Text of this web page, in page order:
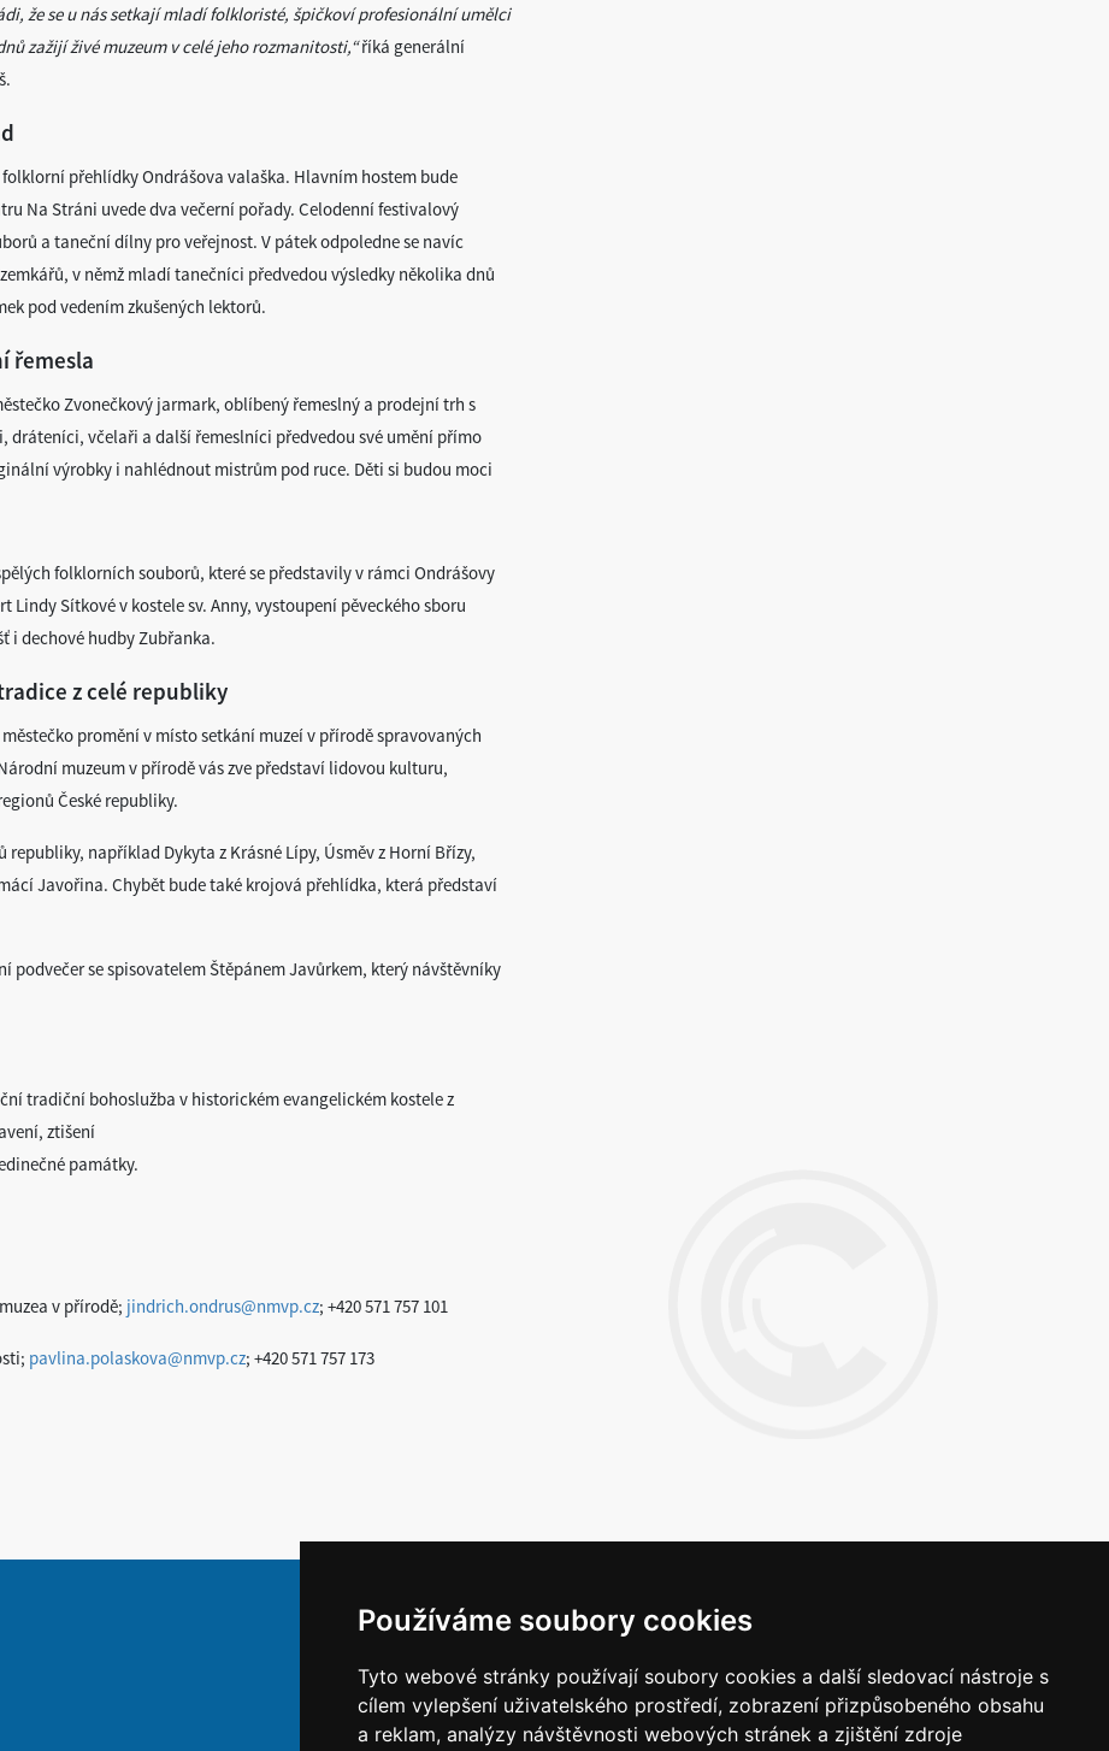
Používáme soubory cookies
Tyto webové stránky používají soubory cookies a další sledovací nástroje s
cílem vylepšení uživatelského prostředí, zobrazení přizpůsobeného obsahu
a reklam, analýzy návštěvnosti webových stránek a zjištění zdroje
že se u nás setkají mladí folkloristé, špičkoví profesionální umělci
zažijí živé muzeum v celé jeho rozmanitosti,“říká generální
folklorní přehlídky Ondrášova valaška. Hlavním hostem bude
Na Stráni uvede dva večerní pořady. Celodenní festivalový
a taneční dílny pro veřejnost. V pátek odpoledne se navíc
v němž mladí tanečníci předvedou výsledky několika dnů
pod vedením zkušených lektorů.
řemesla
Zvonečkový jarmark, oblíbený řemeslný a prodejní trh s
včelaři a další řemeslníci předvedou své umění přímo
výrobky i nahlédnout mistrům pod ruce. Děti si budou moci
folklorních souborů, které se představily v rámci Ondrášovy
Sítkové v kostele sv. Anny, vystoupení pěveckého sboru
i dechové hudby Zubřanka.
z celé republiky
promění v místo setkání muzeí v přírodě spravovaných
muzeum v přírodě vás zve představí lidovou kulturu,
České republiky.
například Dykyta z Krásné Lípy, Úsměv z Horní Břízy,
Javořina. Chybět bude také krojová přehlídka, která představí
se spisovatelem Štěpánem Javůrkem, který návštěvníky
tradiční bohoslužba v historickém evangelickém kostele z
ztišení
památky.
v přírodě; jindrich.ondrus@nmvp.cz; +420 571 757 101
pavlina.polaskova@nmvp.cz; +420 571 757 173
Napište nám
Vaše náměty, komentáře, připomínky a dotazy
nezůstanou bez odezvy.